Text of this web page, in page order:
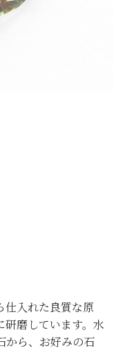
仕入れた良質な原
磨しています。水
から、お好みの石